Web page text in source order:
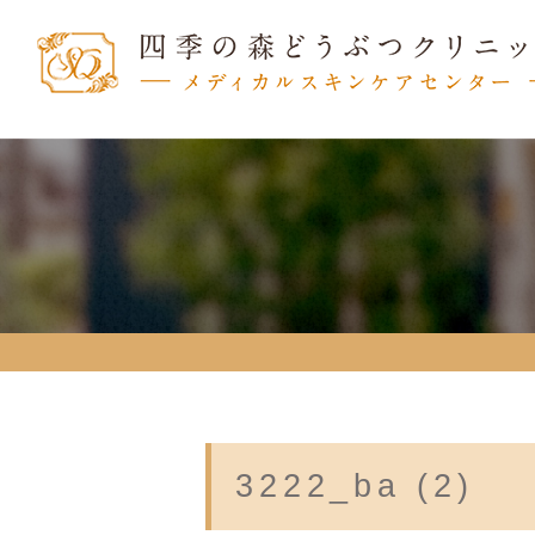
3222_ba (2)